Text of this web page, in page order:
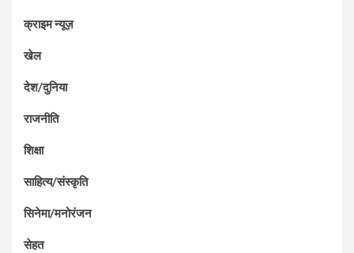
क्राइम न्यूज़
खेल
देश/दुनिया
राजनीति
शिक्षा
साहित्य/संस्कृति
सिनेमा/मनोरंजन
सेहत